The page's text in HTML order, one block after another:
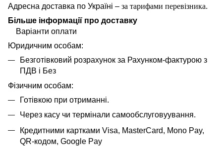
Адресна доставка по Україні – за тарифами перевізника.
Більше інформації про доставку
Варіанти оплати
Юридичним особам:
Безготівковий розрахунок за Рахунком-фактурою з
ПДВ і Без
Фізичним особам:
Готівкою при отриманні.
Через касу чи термінали самообслуговуування.
Кредитними картками Visa, MasterCard, Mono Pay,
QR-кодом, Google Pay